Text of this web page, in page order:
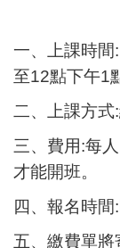
一、上課時
至12點下午1
二、上課方式
三、費用:每
才能開班。
四、報名時間
五、繳費單將